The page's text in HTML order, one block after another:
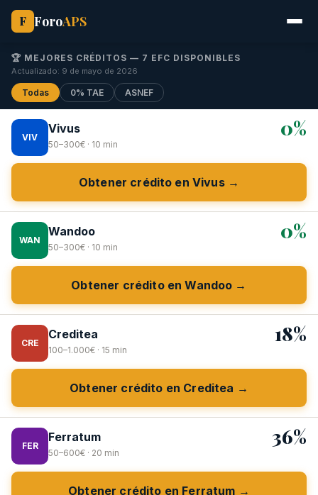
F ForoAPS
🏆 MEJORES CRÉDITOS — 7 EFC DISPONIBLES
Actualizado: 9 de mayo de 2026
Todas 0% TAE ASNEF
VIV
Vivus
50–300€ · 10 min
0%
Obtener crédito en Vivus →
WAN
Wandoo
50–300€ · 10 min
0%
Obtener crédito en Wandoo →
CRE
Creditea
100–1.000€ · 15 min
18%
Obtener crédito en Creditea →
FER
Ferratum
50–600€ · 20 min
36%
Obtener crédito en Ferratum →